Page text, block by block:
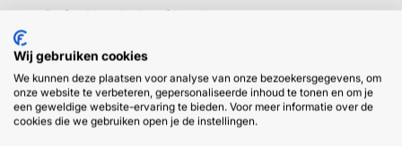
Grof voldraad schroefdraad
↳ te combineren met een bit met stopring voor
constante diepte
Gemaakt van gehard, gefosfateerd staal
↳ zwarte coating ter bescherming tegen
Wij gebruiken cookies
We kunnen deze plaatsen voor analyse van onze bezoekersgegevens, om
onze website te verbeteren, gepersonaliseerde inhoud te tonen en om je
een geweldige website-ervaring te bieden. Voor meer informatie over de
cookies die we gebruiken open je de instellingen.